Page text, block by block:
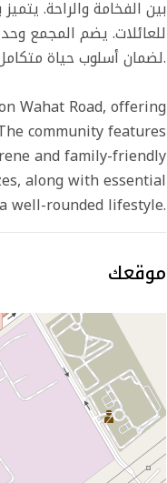
بين الفخامة والراحة.
للعائلات. يضم المجمع
لضمان أسلوب حياة متكامل.
Wahat Road, offering
community features
and family-friendly
along with essential
well-rounded lifestyle.
موقعك